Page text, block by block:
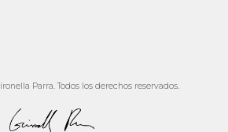
Parra. Todos los derechos reservados.